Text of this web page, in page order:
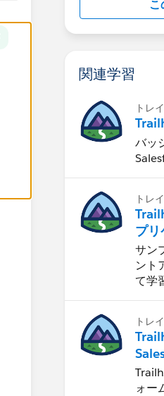
こ
関連学習
トレ
バッ
トレ
プ
いて
サン
ント
て学
トレ
学ぶ
ォー